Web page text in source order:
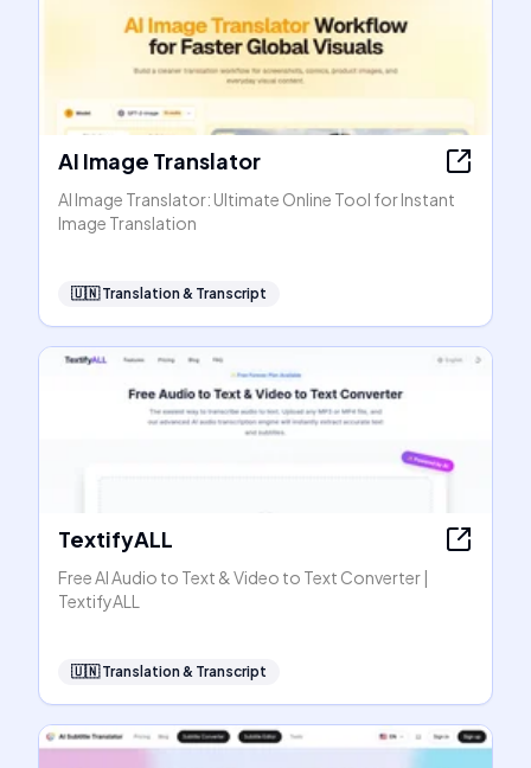
AI Image Translator
AI Image Translator: Ultimate Online Tool for Instant
Image Translation
🇺🇳 Translation & Transcript
TextifyALL
Free AI Audio to Text & Video to Text Converter |
TextifyALL
🇺🇳 Translation & Transcript